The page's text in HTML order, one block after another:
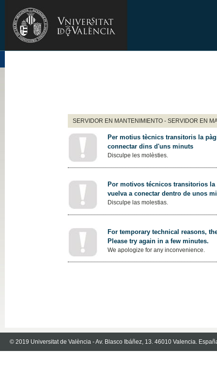
SERVIDOR EN MANTENIMIENTO - SERVIDOR EN
Per motius tècnics transitoris la
connectar dins d'uns minuts
Disculpe les molèsties.
Por motivos técnicos transitorios
vuelva a conectar dentro de unos
Disculpe las molestias.
For temporary technical reasons,
Please try again in a few minutes.
We apologize for any inconvenience.
© 2019 Universitat de València - Av. Blasco Ibáñez, 13. 46010 Valencia.